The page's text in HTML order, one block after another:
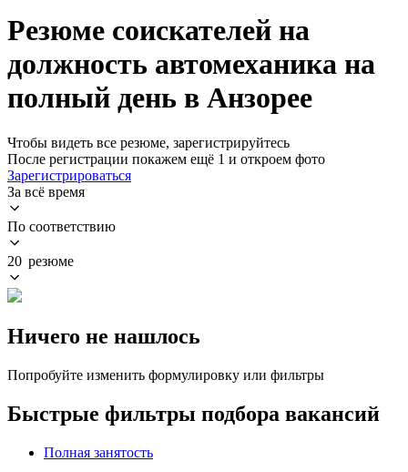
Резюме соискателей на
должность автомеханика на
полный день в Анзорее
Чтобы видеть все резюме, зарегистрируйтесь
После регистрации покажем ещё 1 и откроем фото
Зарегистрироваться
За всё время
По соответствию
20 резюме
Ничего не нашлось
Попробуйте изменить формулировку или фильтры
Быстрые фильтры подбора вакансий
Полная занятость